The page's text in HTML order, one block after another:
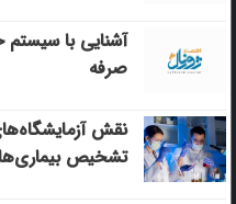
آشنایی با سیستم
صرفه
نقش
تشخیص بیماری‌ها